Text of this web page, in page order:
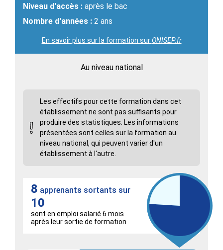
Niveau d'accès : après le bac
Nombre d'années : 2 ans
En savoir plus sur la formation surONISEP.fr
Au niveau national
Les effectifs pour cette formation dans cet
établissement ne sont pas suffisants pour
produire des statistiques. Les informations
présentées sont celles sur la formation au
niveau national, qui peuvent varier d'un
établissement à l'autre.
8 apprenants sortants sur
10
sont en emploi salarié 6 mois
après leur sortie de formation